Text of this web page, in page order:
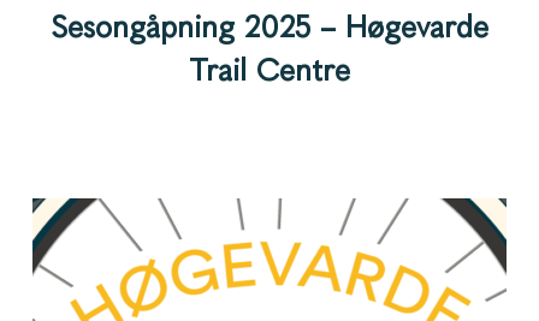
Sesongåpning 2025 – Høgevarde
Trail Centre